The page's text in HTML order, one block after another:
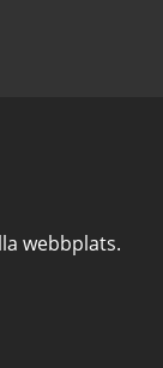
webbplats.